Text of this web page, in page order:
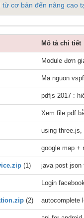
từ cơ bản đến nâng cao
Mô tả chi tiết
Module đơn
Ma nguon
pdfjs 2017 :
Xem file pdf
using three.js,
google map +
(1) java post json
Login
(2) autocomplete